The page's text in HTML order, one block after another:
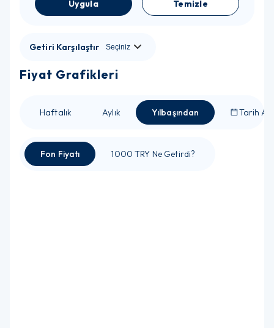
Fiyat Grafikleri
Fon Fiyatı 1000 TRY Ne Getirdi?
Haftalık Aylık Yılbaşından Tarih
Uygula Temizle
Getiri Karşılaştır